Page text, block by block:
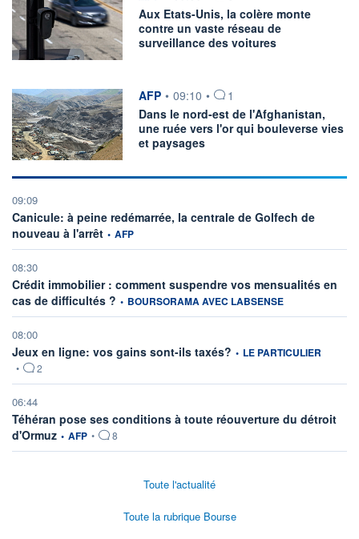
REMY COINTREAU +2,69%AIR FRANCE-KLM
PALMARÈS
Dividendes
Secteurs
PER
Aux Etats-Unis, la colère monte
contre un vaste réseau de
surveillance des voitures
information fournie par
AFP • 09:10 •
1
Dans le nord-est de l'Afghanistan,
une ruée vers l'or qui bouleverse vies
et paysages
09:09
Canicule: à peine redémarrée, la centrale de Golfech de
nouveau à l'arrêtinformation fournie par
• AFP
08:30
Crédit immobilier : comment suspendre vos mensualités en
cas de difficultés ? information fournie par
• BOURSORAMA AVEC LABSENSE
08:00
Jeux en ligne: vos gains sont-ils taxés? information fournie par
• LE PARTICULIER
• 2
06:44
Téhéran pose ses conditions à toute réouverture du détroit
d'Ormuzinformation fournie par
• AFP • 8
Toute l'actualité
Toute la rubrique Bourse